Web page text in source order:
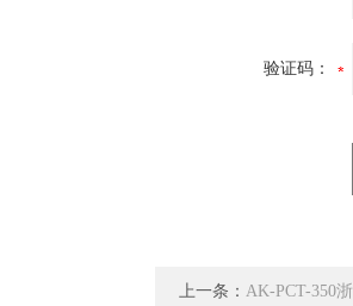
验证码：
上一条： AK-PCT-350